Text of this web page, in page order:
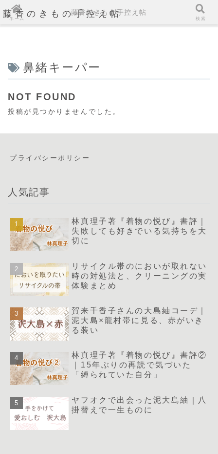
藤香のきもの手控え帖
鼻緒キーパー
NOT FOUND
投稿が見つかりませんでした。
プライバシーポリシー
人気記事
林真理子著『着物の悦び』書評｜
失敗しても好きでいる気持ちを大
切に
リサイクル帯のにおいが取れない
時の対処法と、クリーニングの実
体験まとめ
賀来千香子さんの大島紬コーデ｜
泥大島×龍村帯に見る、赤がいき
る装い
林真理子著『着物の悦び』書評②
｜15年ぶりの再読で気づいた
「縛られていた自分」
ヤフオクで出会った泥大島紬｜八
掛替えで一生ものに
ホーム
藤香のきもの手控え帖
検索